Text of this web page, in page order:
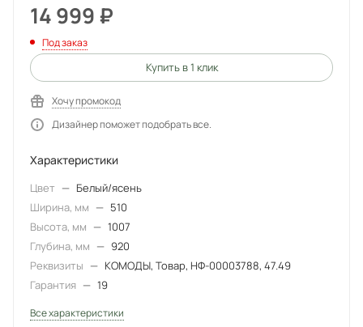
14 999₽
Под заказ
Купить в 1 клик
Хочу промокод
Дизайнер поможет подобрать все.
Характеристики
Цвет — Белый/ясень
Ширина, мм — 510
Высота, мм — 1007
Глубина, мм — 920
Реквизиты — КОМОДЫ, Товар, НФ-00003788, 47.49
Гарантия — 19
Все характеристики